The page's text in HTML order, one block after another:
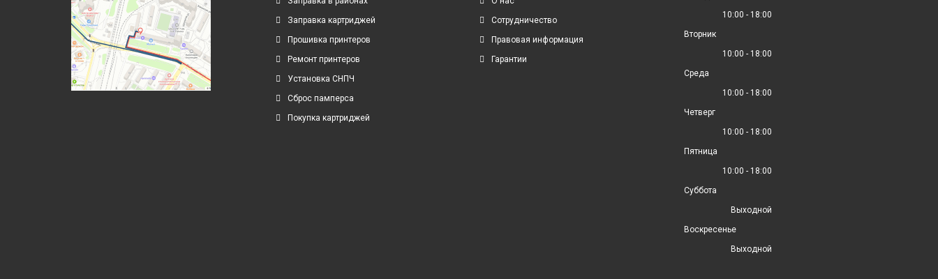
Заправка картриджей
Прошивка принтеров
Ремонт принтеров
Установка СНПЧ
Сброс памперса
Покупка картриджей
Сотрудничество
Правовая информация
Гарантии
10:00 - 18:00
Вторник
10:00 - 18:00
Среда
10:00 - 18:00
Четверг
10:00 - 18:00
Пятница
10:00 - 18:00
Суббота
Выходной
Воскресенье
Выходной